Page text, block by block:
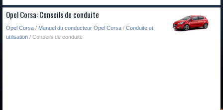
Opel Corsa: Conseils de conduite
Opel Corsa / Manuel du conducteur Opel Corsa / Conduite et
utilisation / Conseils de conduite